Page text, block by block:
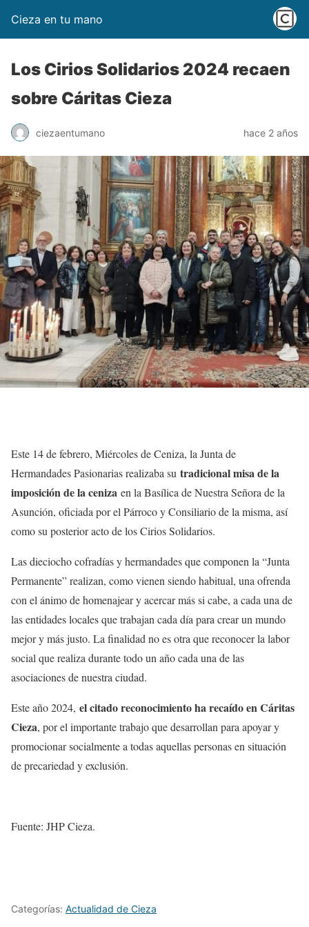
Cieza en tu mano
Los Cirios Solidarios 2024 recaen
sobre Cáritas Cieza
ciezaentumano hace 2 años
Este 14 de febrero, Miércoles de Ceniza, la Junta de
Hermandades Pasionarias realizaba su tradicional misa de la
imposición de la ceniza en la Basílica de Nuestra Señora de la
Asunción, oficiada por el Párroco y Consiliario de la misma, así
como su posterior acto de los Cirios Solidarios.
Las dieciocho cofradías y hermandades que componen la “Junta
Permanente” realizan, como vienen siendo habitual, una ofrenda
con el ánimo de homenajear y acercar más si cabe, a cada una de
las entidades locales que trabajan cada día para crear un mundo
mejor y más justo. La finalidad no es otra que reconocer la labor
social que realiza durante todo un año cada una de las
asociaciones de nuestra ciudad.
Este año 2024, el citado reconocimiento ha recaído en Cáritas
Cieza, por el importante trabajo que desarrollan para apoyar y
promocionar socialmente a todas aquellas personas en situación
de precariedad y exclusión.
Fuente: JHP Cieza.
Categorías: Actualidad de Cieza